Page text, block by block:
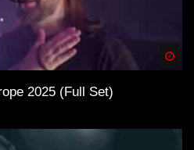
2025 (Full Set)